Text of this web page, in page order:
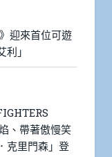
迎來首位可遊
」
、帶著傲慢笑
克里門森」登